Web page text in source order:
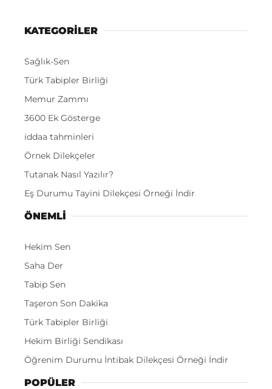
KATEGORİLER
Sağlık-Sen
Türk Tabipler Birliği
Memur Zammı
3600 Ek Gösterge
iddaa tahminleri
Örnek Dilekçeler
Tutanak Nasıl Yazılır?
Eş Durumu Tayini Dilekçesi Örneği İndir
ÖNEMLI
Hekim Sen
Saha Der
Tabip Sen
Taşeron Son Dakika
Türk Tabipler Birliği
Hekim Birliği Sendikası
Öğrenim Durumu İntibak Dilekçesi Örneği İndir
POPÜLER